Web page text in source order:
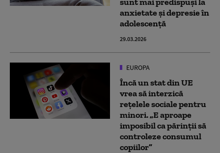
anxietate și depresie în
adolescență
29.03.2026
EUROPA
Încă un stat din UE
vrea să interzică
rețelele sociale pentru
minori. „E aproape
imposibil ca părinţii să
controleze consumul
copiilor”